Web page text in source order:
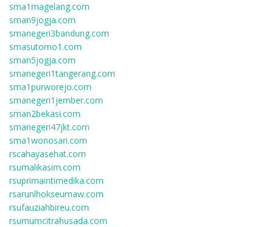
sma1magelang.com
sman9jogja.com
smanegeri3bandung.com
smasutomo1.com
sman5jogja.com
smanegeri1tangerang.com
sma1purworejo.com
smanegeri1jember.com
sman2bekasi.com
smanegeri47jkt.com
sma1wonosari.com
rscahayasehat.com
rsumalikasim.com
rsuprimaintimedika.com
rsarunlhokseumaw.com
rsufauziahbireu.com
rsumumcitrahusada.com